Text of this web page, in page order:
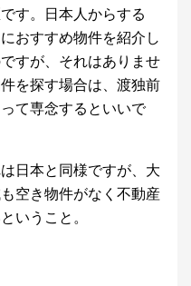
す。日本人からする
おすすめ物件を紹介し
すが、それはありませ
を探す場合は、渡独前
て専念するといいで
日本と同様ですが、大
空き物件がなく不動産
いうこと。